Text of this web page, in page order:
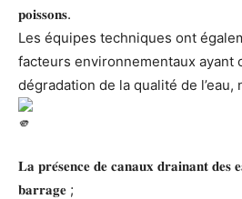
𝐩𝐨𝐢𝐬𝐬𝐨𝐧𝐬.
Les équipes techniques ont
facteurs environnementaux ayant
dégradation de la qualité de l’eau,
𝐋𝐚 𝐩𝐫𝐞́𝐬𝐞𝐧𝐜𝐞 𝐝𝐞 𝐜𝐚𝐧𝐚𝐮𝐱 𝐝𝐫𝐚𝐢𝐧𝐚𝐧𝐭 𝐝𝐞𝐬
𝐛𝐚𝐫𝐫𝐚𝐠𝐞 ;